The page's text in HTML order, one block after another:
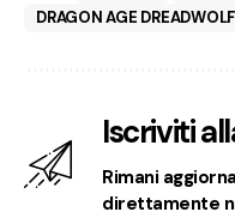
DRAGON AGE DREADWOLF
Iscriviti
Rimani
direttamente